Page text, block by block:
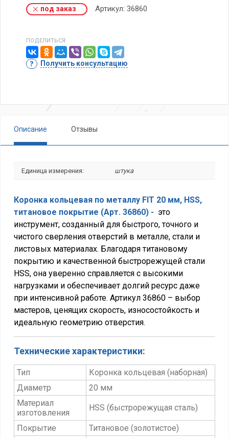
под заказ Артикул: 36860
ПОДЕЛИТЬСЯ:
Получить консультацию
Описание Отзывы
Единица измерения: штука
Коронка кольцевая по металлу FIT 20 мм, HSS,
титановое покрытие (Арт. 36860) - это
инструмент, созданный для быстрого, точного и
чистого сверления отверстий в металле, стали и
листовых материалах. Благодаря титановому
покрытию и качественной быстрорежущей стали
HSS, она уверенно справляется с высокими
нагрузками и обеспечивает долгий ресурс даже
при интенсивной работе. Артикул 36860 – выбор
мастеров, ценящих скорость, износостойкость и
идеальную геометрию отверстия.
Технические характеристики:
Тип
Коронка кольцевая (наборная)
Диаметр
20 мм
Материал
изготовления
HSS (быстрорежущая сталь)
Покрытие
Титановое (золотистое)